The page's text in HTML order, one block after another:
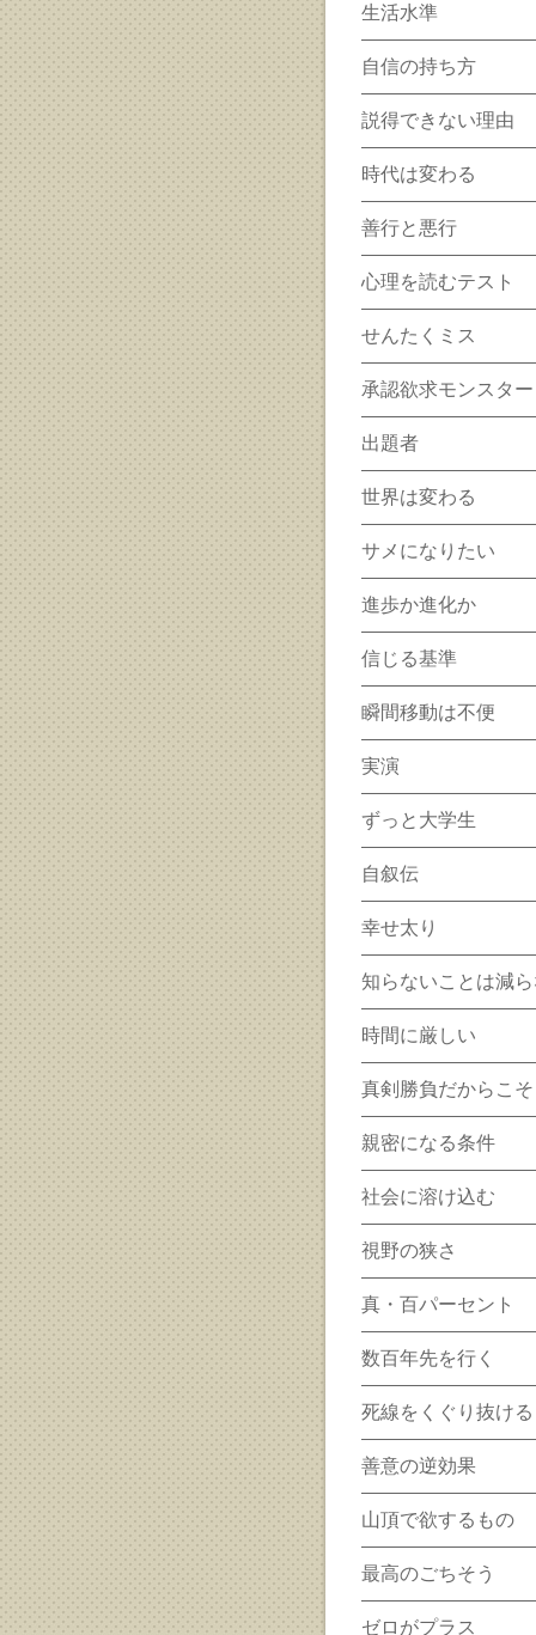
生活水準
自信の持ち方
説得できない理由
時代は変わる
善行と悪行
心理を読むテスト
せんたくミス
承認欲求モンスター
出題者
世界は変わる
サメになりたい
進歩か進化か
信じる基準
瞬間移動は不便
実演
ずっと大学生
自叙伝
幸せ太り
知らないことは減
時間に厳しい
真剣勝負だからこそ
親密になる条件
社会に溶け込む
視野の狭さ
真・百パーセント
数百年先を行く
死線をくぐり抜ける
善意の逆効果
山頂で欲するもの
最高のごちそう
ゼロがプラス